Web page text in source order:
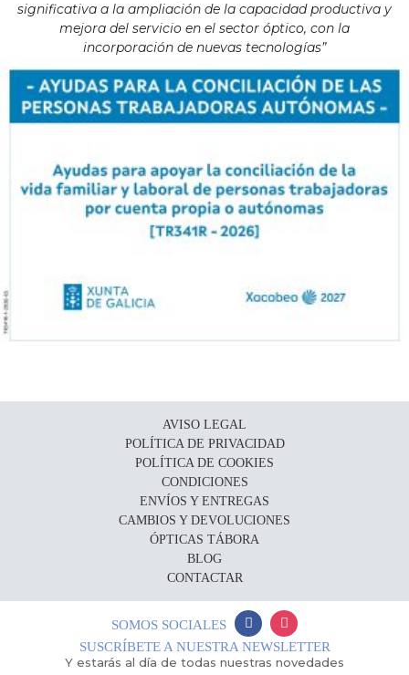
significativa a la ampliación de la capacidad productiva y
mejora del servicio en el sector óptico, con la
incorporación de nuevas tecnologías”
AVISO LEGAL
POLÍTICA DE PRIVACIDAD
POLÍTICA DE COOKIES
CONDICIONES
ENVÍOS Y ENTREGAS
CAMBIOS Y DEVOLUCIONES
ÓPTICAS TÁBORA
BLOG
CONTACTAR
SOMOS SOCIALES
SUSCRÍBETE A NUESTRA NEWSLETTER
Y estarás al día de todas nuestras novedades